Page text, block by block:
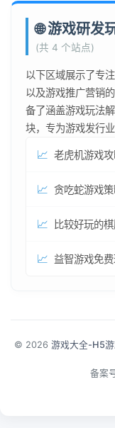
🌐 游戏研发
(共 4 个站点)
以下区域展示了专
以及游戏推广营销
备了涵盖游戏玩法
块，专为游戏发行
📈
📈
📈
📈
© 2026 游戏大全-H5
备案